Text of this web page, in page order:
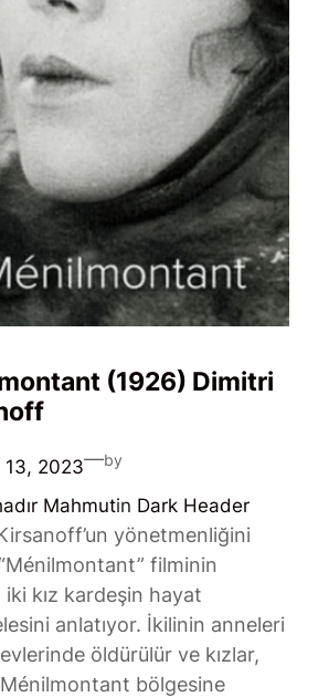
(1926) Dimitri
13, 2023—by
Mahmutin Dark Header
yönetmenliğini
“Ménilmontant” filminin
iki kız kardeşin hayat
anlatıyor. İkilinin anneleri
öldürülür ve kızlar,
Ménilmontant bölgesine